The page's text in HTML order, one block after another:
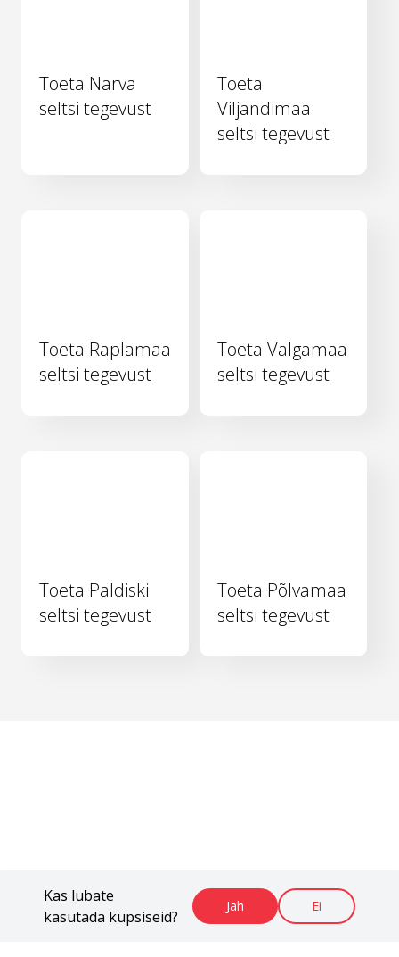
Kas lubate
kasutada küpsiseid?
Jah Ei
Toeta Narva
seltsi tegevust
Toeta
Viljandimaa
seltsi tegevust
Toeta Raplamaa
seltsi tegevust
Toeta Valgamaa
seltsi tegevust
Toeta Paldiski
seltsi tegevust
Toeta Põlvamaa
seltsi tegevust